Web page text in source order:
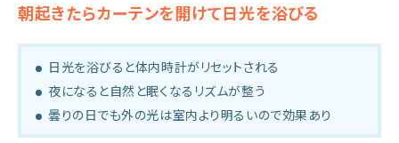
朝起きたらカーテンを開けて日光を浴びる
日光を浴びると体内時計がリセットされる
夜になると自然と眠くなるリズムが整う
曇りの日でも外の光は室内より明るいので効果あり